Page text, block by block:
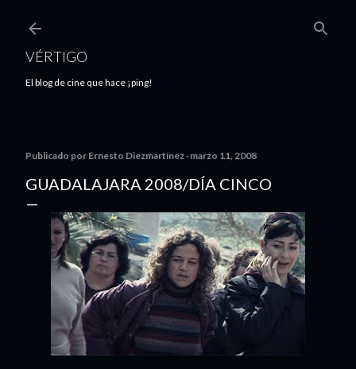
VÉRTIGO
El blog de cine que hace ¡ping!
Publicado por Ernesto Diezmartínez marzo 11, 2008
GUADALAJARA 2008/DÍA CINCO